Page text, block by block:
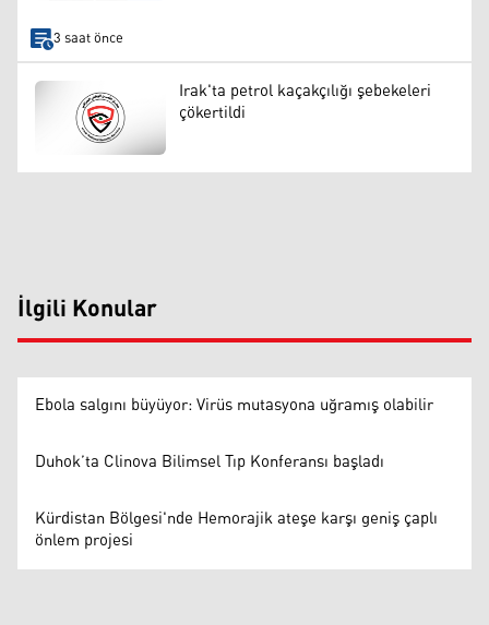
3 saat önce
Irak'ta petrol kaçakçılığı şebekeleri
çökertildi
İlgili Konular
Ebola salgını büyüyor: Virüs mutasyona uğramış olabilir
Duhok’ta Clinova Bilimsel Tıp Konferansı başladı
Kürdistan Bölgesi'nde Hemorajik ateşe karşı geniş çaplı
önlem projesi